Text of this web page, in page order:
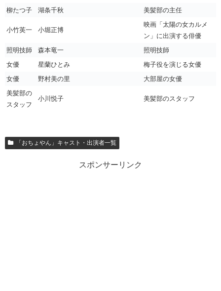
柳たつ子
湖条千秋 美髪部の主任
小竹英一 小堀正博
映画「太陽の女カルメ
ン」に出演する俳優
照明技師
森本竜一
照明技師
女優
星蘭ひとみ
梅子役を演じる女優
女優
野村美の里
大部屋の女優
美髪部の
スタッフ
小川悦子 美髪部のスタッフ
「おちょやん」キャスト・出演者一覧
スポンサーリンク